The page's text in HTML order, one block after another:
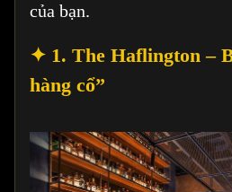
của bạn.
✦ 1. The Haflington –
hàng cổ”